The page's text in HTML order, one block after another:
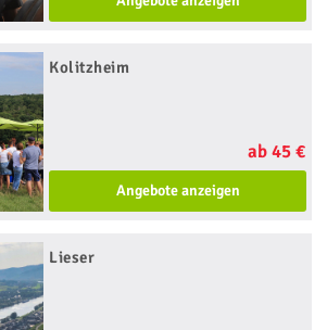
Kolitzheim
ab 45 €
Angebote anzeigen
Lieser